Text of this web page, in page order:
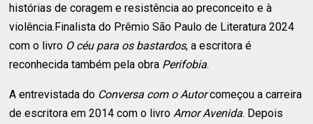
histórias de coragem e resistência ao preconceito e à
violência.Finalista do Prêmio São Paulo de Literatura 2024
com o livro O céu para os bastardos, a escritora é
reconhecida também pela obra Perifobia.
A entrevistada do Conversa com o Autorcomeçou a carreira
de escritora em 2014 com o livroAmor Avenida. Depois